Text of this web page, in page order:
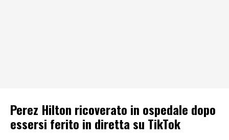
Perez Hilton ricoverato in ospedale dopo
essersi ferito in diretta su TikTok